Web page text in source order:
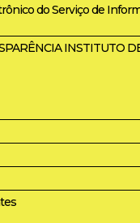
do Serviço de
INSTITUTO